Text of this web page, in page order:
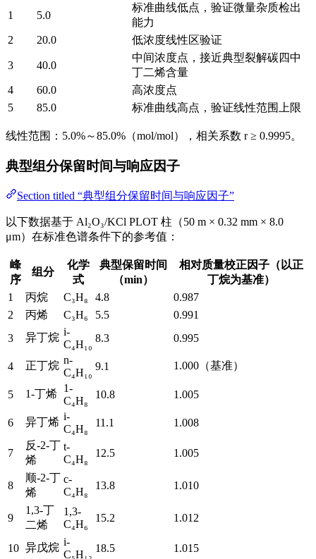
1 5.0
标准曲线低点，验证微量杂质检出
能力
2
20.0 低浓度线性区验证
3 40.0
中间浓度点，接近典型裂解碳四中
丁二烯含量
4
60.0
高浓度点
5
85.0 标准曲线高点，验证线性范围上限
线性范围：5.0%～85.0%（mol/mol），相关系数 r ≥ 0.9995。
典型组分保留时间与响应因子
Section titled “典型组分保留时间与响应因子”
以下数据基于 Al₂O₃/KCl PLOT 柱（50 m × 0.32 mm × 8.0
μm）在标准色谱条件下的参考值：
峰
序
组分
化学
式
典型保留时间
（min）
相对质量校正因子（以正
丁烷为基准）
1
丙烷 C₃H₈ 4.8
0.987
2
丙烯 C₃H₆ 5.5
0.991
3
异丁烷 i-
C₄H₁₀
8.3 0.995
4 正丁烷 n-
C₄H₁₀
9.1 1.000（基准）
5 1-丁烯 1-
C₄H₈
10.8 1.005
6 异丁烯 i-
C₄H₈
11.1 1.008
7
反-2-丁
烯
t-
C₄H₈
12.5 1.005
8
顺-2-丁
烯
c-
C₄H₈
13.8 1.010
9
1,3-丁
二烯
1,3-
C₄H₆
15.2 1.012
10 异戊烷 i-
C₅H₁₂
18.5 1.015